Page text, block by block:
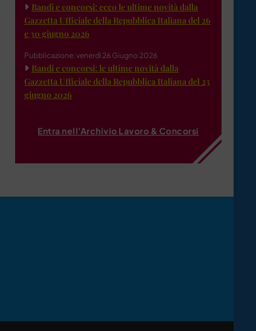
Bandi e concorsi: ecco le ultime novità dalla
Gazzetta Ufficiale della Repubblica Italiana del 26
e 30 giugno 2026
Pubblicazione: venerdì 26 Giugno 2026
Bandi e concorsi: le ultime novità dalla
Gazzetta Ufficiale della Repubblica Italiana del 23
giugno 2026
Entra nell'Archivio Lavoro & Concorsi